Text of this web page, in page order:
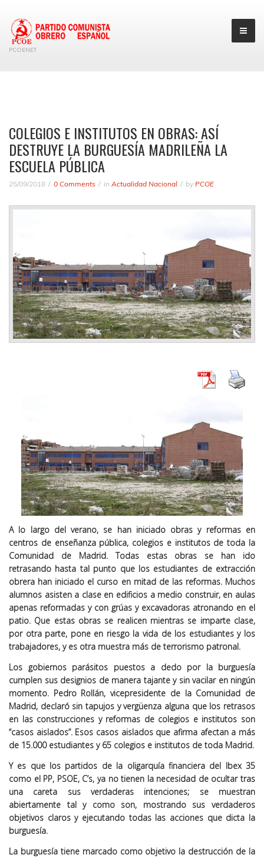
PCOENET
COLEGIOS E INSTITUTOS EN OBRAS: ASÍ
DESTRUYE LA BURGUESÍA MADRILEÑA LA
ESCUELA PÚBLICA
25/09/2018 0 Comments in Actualidad Nacional by PCOE
A lo largo del verano, se han iniciado obras y reformas en
centros de enseñanza pública, colegios e institutos de toda la
Comunidad de Madrid. Todas estas obras se han ido
retrasando hasta tal punto que los estudiantes de extracción
obrera han iniciado el curso en mitad de las reformas. Muchos
alumnos asisten a clase en edificios a medio construir, en aulas
apenas reformadas y con grúas y excavadoras atronando en el
patio. Que estas obras se realicen mientras se imparte clase,
por otra parte, pone en riesgo la vida de los estudiantes y los
trabajadores, y es otra muestra más de terrorismo patronal.
Los gobiernos parásitos puestos a dedo por la burguesía
cumplen sus designios de manera tajante y sin vacilar en ningún
momento. Pedro Rollán, vicepresidente de la Comunidad de
Madrid, declaró sin tapujos y vergüenza alguna que los retrasos
en las construcciones y reformas de colegios e institutos son
“casos aislados”. Esos casos aislados que afirma afectan a más
de 15.000 estudiantes y 65 colegios e institutos de toda Madrid.
Y es que los partidos de la oligarquía financiera del Ibex 35
como el PP, PSOE, C’s, ya no tienen la necesidad de ocultar tras
una careta sus verdaderas intenciones; se muestran
abiertamente tal y como son, mostrando sus verdaderos
objetivos claros y ejecutando todas las acciones que dicta la
burguesía.
La burguesía tiene marcado como objetivo la destrucción de la